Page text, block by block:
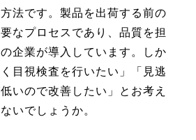
法です。製品を出荷する前の
なプロセスであり、品質を担
企業が導入しています。しか
目視検査を行いたい」「見逃
いので改善したい」とお考え
いでしょうか。